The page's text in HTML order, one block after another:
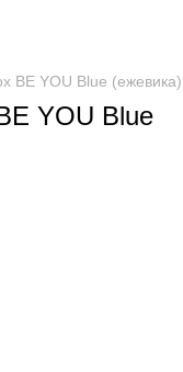
BE YOU Blue
YOU Blue